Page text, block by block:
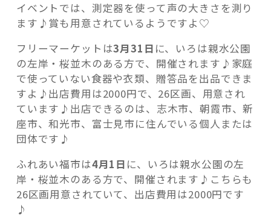
イベントでは、測定器を使って声の大きさを測り
ます♪賞も用意されているようですよ♡
フリーマーケットは3月31日 に、いろは親水公園
の左岸・桜並木のある方で、開催されます♪家庭
で使っていない食器や衣類、贈答品を出品できま
すよ♪出店費用は2000円で、26区画、用意され
ています♪出店できるのは、志木市、朝霞市、新
座市、和光市、富士見市に住んでいる個人または
団体です♪
ふれあい福市は4月1日 に、いろは親水公園の左
岸・桜並木のある方で、開催されます♪こちらも
26区画用意されていて、出店費用は2000円です
♪